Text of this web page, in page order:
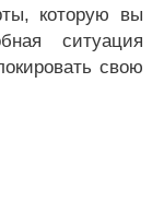
которую вы
ситуация
свою